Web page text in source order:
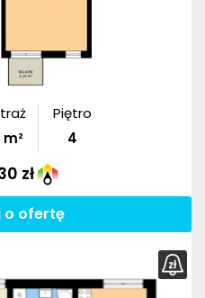
m²
Piętro
4
zł
o ofertę